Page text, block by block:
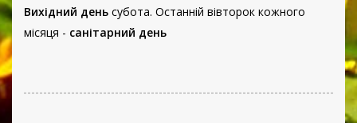
Вихідний день субота. Останній вівторок кожного
місяця - санітарний день